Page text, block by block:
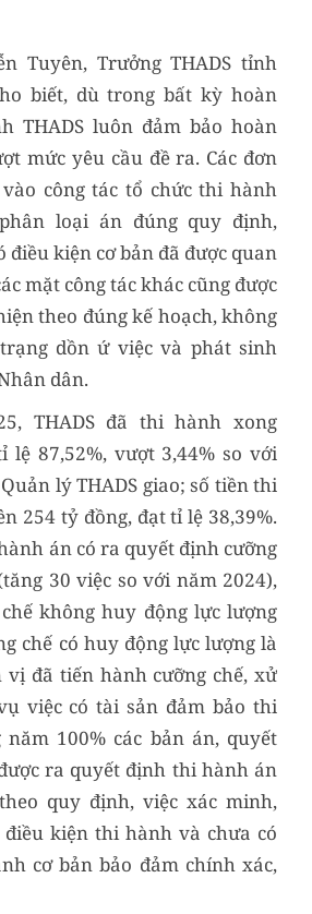
Tuyên, Trưởng THADS tỉnh
biết, dù trong bất kỳ hoàn
THADS luôn đảm bảo hoàn
mức yêu cầu đề ra. Các đơn
công tác tổ chức thi hành
loại án đúng quy định,
điều kiện cơ bản đã được quan
mặt công tác khác cũng được
theo đúng kế hoạch, không
dồn ứ việc và phát sinh
dân.
THADS đã thi hành xong
lệ 87,52%, vượt 3,44% so với
lý THADS giao; số tiền thi
254 tỷ đồng, đạt tỉ lệ 38,39%.
án có ra quyết định cưỡng
30 việc so với năm 2024),
không huy động lực lượng
chế có huy động lực lượng là
vị đã tiến hành cưỡng chế, xử
việc có tài sản đảm bảo thi
100% các bản án, quyết
ra quyết định thi hành án
quy định, việc xác minh,
kiện thi hành và chưa có
cơ bản bảo đảm chính xác,